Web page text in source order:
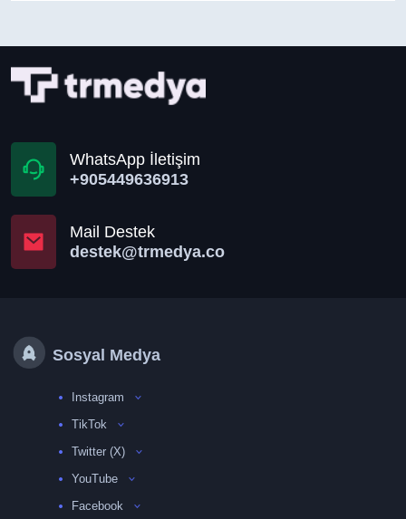
WhatsApp İletişim
+905449636913
Mail Destek
destek@trmedya.co
Sosyal Medya
Instagram
TikTok
Twitter (X)
YouTube
Facebook